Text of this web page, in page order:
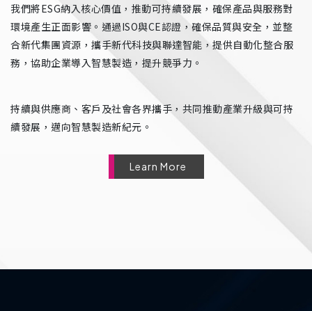
我們將ESG納入核心價值，推動可持續發展，確保產品與服務對
環境產生正面影響。通過ISO與CE認證，確保品質與安全，並整
合新代集團資源，攜手新代科技與聯達智能，提供自動化整合服
務，協助企業導入智慧製造，提升競爭力。
持續與供應商、客戶及社會各界攜手，共同推動產業升級與可持
續發展，邁向智慧製造新紀元。
Learn More